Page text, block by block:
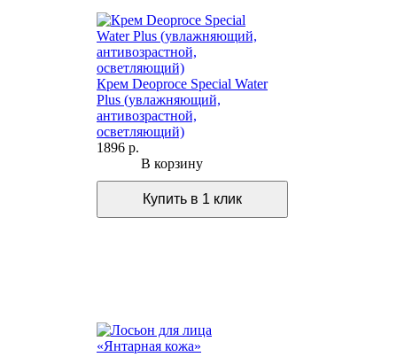
Крем Deoproce Special Water
Plus (увлажняющий,
антивозрастной,
осветляющий)
1896 р.
В корзину